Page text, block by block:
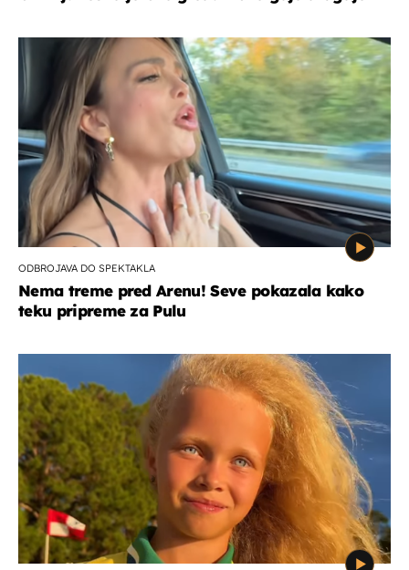
ODBROJAVA DO SPEKTAKLA
Nema treme pred Arenu! Seve pokazala kako
teku pripreme za Pulu